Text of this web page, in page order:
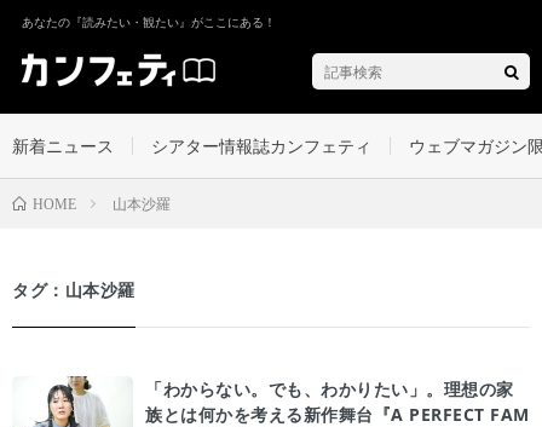
あなたの『読みたい・観たい』がここにある！
新着ニュース シアター情報誌カンフェティ ウェブマガジン
HOME 山本沙羅
タグ：山本沙羅
「わからない。でも、わかりたい」。理想の家
族とは何かを考える新作舞台『A PERFECT FAM